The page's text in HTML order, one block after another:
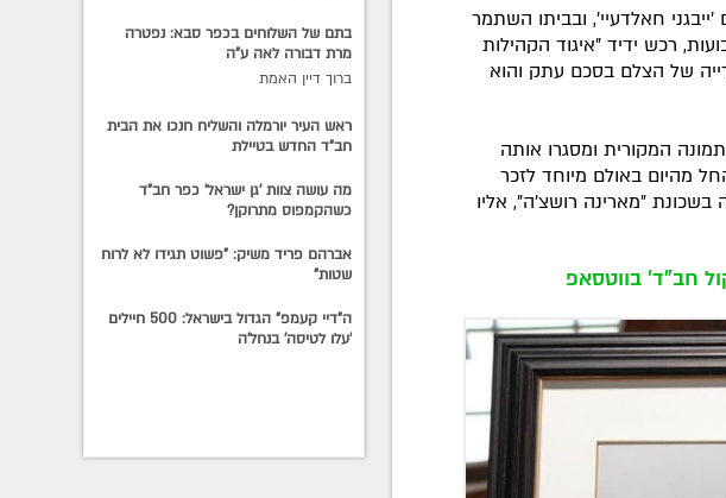
חאלדעיי', ובביתו השתמר
רכש ידיד "איגוד הקהילות
של הצלם בסכם עתק והוא
המקורית ומסגרו אותה
מהיום באולם מיוחד לזכר
בשכונת "מארינה רושצ'ה", אליו
חב"ד' בווטסאפ
בתם של השלוחים בכפר סבא: נפטרה
מרת דבורה לאה ע"ה
ברוך דיין האמת
ראש העיר יורמלה והשליח חנכו את הבית
חב"ד החדש בטיילת
מה עושה צוות 'גן ישראל' כפר חב"ד
כשהקמפוס מתרוקן?
אברהם פריד משיק: "פשוט תגידו לא לרוח
שטות"
ה"דיי קעמפ" הגדול בישראל: 500 חיילים
'עלו לטיסה' בנחל'ה